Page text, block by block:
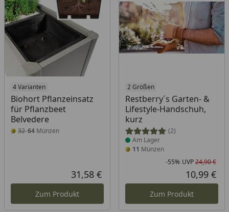
4 Varianten
Biohort Pflanzeinsatz
für Pflanzbeet
Belvedere
3264 Münzen
Aktueller Preis
31,58 €
Zum Produkt
2 Größen
Restberry´s Garten- &
Lifestyle-Handschuh,
kurz
(2)
Produkt am Lager
Am Lager
11 Münzen
-55% UVP24,90 €
10,99 €
Zum Produkt